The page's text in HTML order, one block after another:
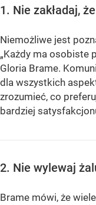
1. Nie zakładaj,
Niemożliwe jest
„Każdy ma osobiste
Gloria Brame.
dla wszystkich
zrozumieć, co
bardziej
2. Nie wylewaj
Brame mówi, że